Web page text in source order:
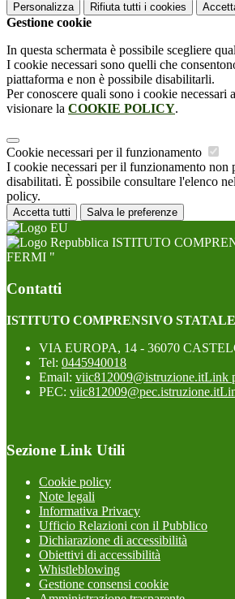
Personalizza Rifiuta tutti i cookies
Gestione cookie
In questa schermata è possibile scegliere
I cookie necessari sono quelli che
piattaforma e non è possibile disabilitarli.
Per conoscere quali sono i cookie necessari
visionare la COOKIE POLICY.
Cookie necessari per il funzionamento
I cookie necessari per il funzionamento non
disabilitati. È possibile consultare l'elenco
policy.
Accetta tutti Salva le preferenze
ISTITUTO
FERMI "
Contatti
ISTITUTO COMPRENSIVO
VIA EUROPA, 14 - 36070
Tel: 0445940018
Email: viic812009@istruzione.itLink
PEC: viic812009@pec.istruzione.it
Sezione Link Utili
Cookie policy
Note legali
Informativa Privacy
Ufficio Relazioni con il Pubblico
Dichiarazione di accessibilità
Obiettivi di accessibilità
Whistleblowing
Gestione consensi cookie